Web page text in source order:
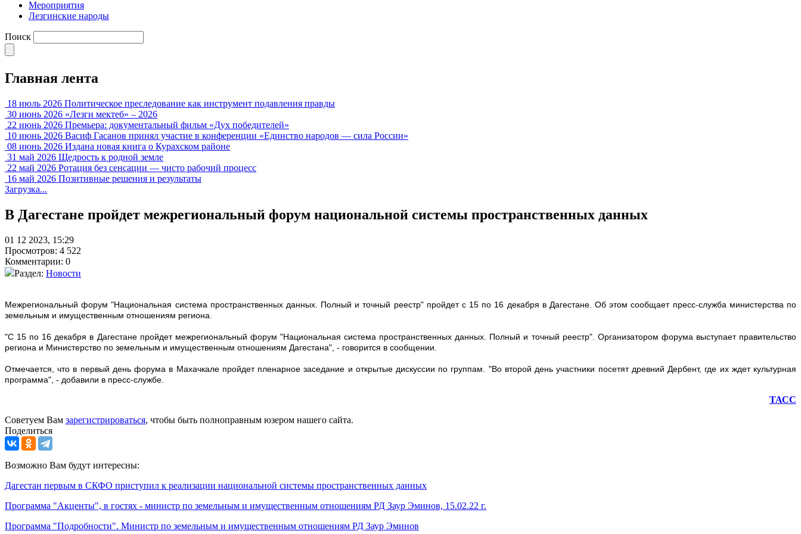
Мероприятия
Лезгинские народы
Поиск
Главная лента
18 июль 2026 Политическое преследование как инструмент подавления правды
30 июнь 2026 «Лезги мектеб» – 2026
22 июнь 2026 Премьера: документальный фильм «Дух победителей»
10 июнь 2026 Васиф Гасанов принял участие в конференции «Единство народов — сила России»
08 июнь 2026 Издана новая книга о Курахском районе
31 май 2026 Щедрость к родной земле
22 май 2026 Ротация без сенсации — чисто рабочий процесс
16 май 2026 Позитивные решения и результаты
Загрузка...
В Дагестане пройдет межрегиональный форум национальной системы пространственных данных
01 12 2023, 15:29
Просмотров: 4 522
Комментарии: 0
Раздел: Новости
Межрегиональный форум "Национальная система пространственных данных. Полный и точный реестр" пройдет с 15 по 16 декабря в Дагестане. Об этом сообщает пресс-служба министерства по
земельным и имущественным отношениям региона.
"С 15 по 16 декабря в Дагестане пройдет межрегиональный форум "Национальная система пространственных данных. Полный и точный реестр". Организатором форума выступает правительство
региона и Министерство по земельным и имущественным отношениям Дагестана", - говорится в сообщении.
Отмечается, что в первый день форума в Махачкале пройдет пленарное заседание и открытые дискуссии по группам. "Во второй день участники посетят древний Дербент, где их ждет культурная
программа", - добавили в пресс-службе.
ТАСС
Советуем Вам зарегистрироваться, чтобы быть полноправным юзером нашего сайта.
Поделиться
Возможно Вам будут интересны:
Дагестан первым в СКФО приступил к реализации национальной системы пространственных данных
Программа "Акценты", в гостях - министр по земельным и имущественным отношениям РД Заур Эминов, 15.02.22 г.
Программа "Подробности". Министр по земельным и имущественным отношениям РД Заур Эминов